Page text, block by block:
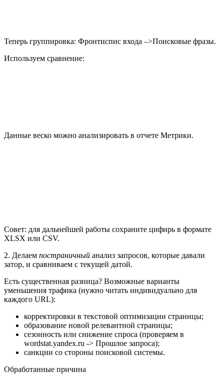
Теперь группировка: Фронтиспис входа –>Поисковые фразы.
Используем сравнение:
Данные веско можно анализировать в отчете Метрики.
Совет: для дальнейшей работы сохраните цифирь в формате
XLSX или CSV.
2. Делаем постраничный анализ запросов, которые давали
затор, и сравниваем с текущей датой.
Есть существенная разница? Возможные варианты
уменьшения трафика (нужно читать индивидуально для
каждого URL):
корректировки в текстовой оптимизации страницы;
образование новой релевантной страницы;
сезонность или снижение спроса (проверяем в
wordstat.yandex.ru -> Прошлое запроса);
санкции со стороны поисковой системы.
Обработанные причина